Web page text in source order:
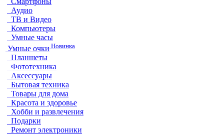
Аудио
ТВ и Видео
Компьютеры
Умные часы
Умные очки Новинка
Планшеты
Фототехника
Аксессуары
Бытовая техника
Товары для дома
Красота и здоровье
Хобби и развлечения
Подарки
Ремонт электроники